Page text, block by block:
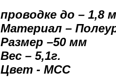
проводке до – 1,8
Материал –
Размер –50 мм
Вес – 5,1г.
Цвет - MCC